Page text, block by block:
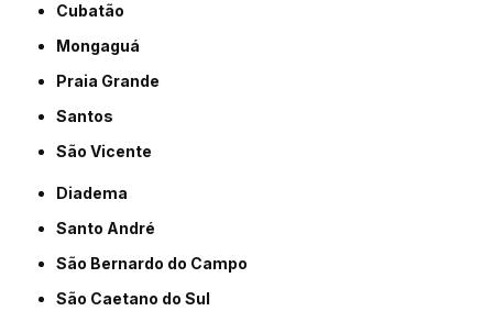
Cubatão
Mongaguá
Praia Grande
Santos
São Vicente
Diadema
Santo André
São Bernardo do Campo
São Caetano do Sul